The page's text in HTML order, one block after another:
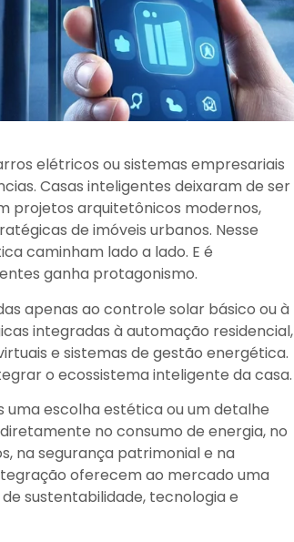
elétricos ou sistemas empresariais
Casas inteligentes deixaram de ser
projetos arquitetônicos modernos,
de imóveis urbanos. Nesse
caminham lado a lado. E é
ganha protagonismo.
apenas ao controle solar básico ou à
integradas à automação residencial,
e sistemas de gestão energética.
o ecossistema inteligente da casa.
escolha estética ou um detalhe
no consumo de energia, no
na segurança patrimonial e na
oferecem ao mercado uma
sustentabilidade, tecnologia e